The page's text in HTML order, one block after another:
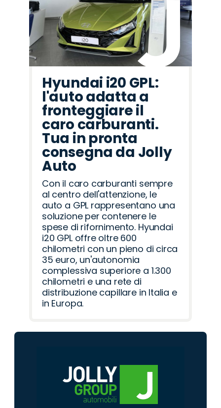
Hyundai i20 GPL:
l'auto adatta a
fronteggiare il
caro carburanti.
Tua in pronta
consegna da Jolly
Auto
Con il caro carburanti sempre
al centro dell'attenzione, le
auto a GPL rappresentano una
soluzione per contenere le
spese di rifornimento. Hyundai
i20 GPL offre oltre 600
chilometri con un pieno di circa
35 euro, un'autonomia
complessiva superiore a 1.300
chilometri e una rete di
distribuzione capillare in Italia e
in Europa.